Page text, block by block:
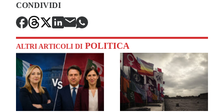
CONDIVIDI
ALTRI ARTICOLI DI POLITICA